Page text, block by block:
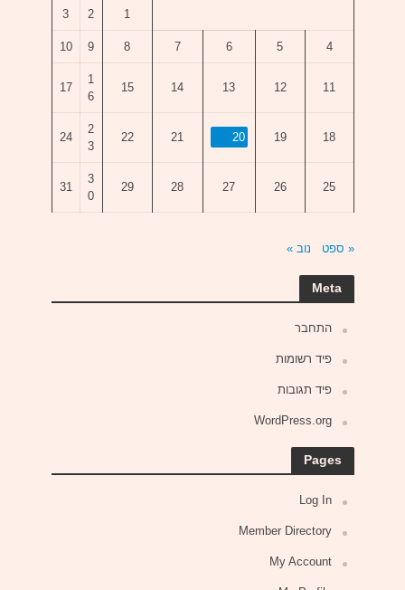
1
2
3
4
5
6
7
8
9
10
11
12
13
14
15
1
6
17
18
19
20
21
22
2
3
24
25
26
27
28
29
3
0
31
« ספט נוב »
Meta
התחבר
פיד רשומות
פיד תגובות
WordPress.org
Pages
Log In
Member Directory
My Account